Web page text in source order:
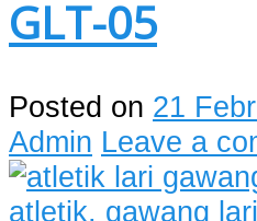
GLT-05
Posted on 21
Admin Leave a